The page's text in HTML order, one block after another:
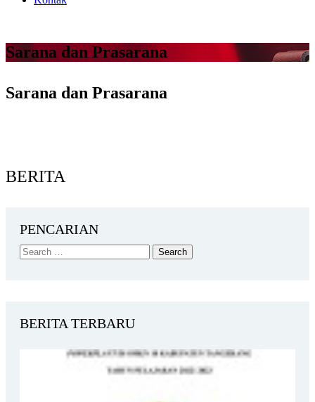
Sarana dan Prasarana
Sarana dan Prasarana
BERITA
PENCARIAN
BERITA TERBARU